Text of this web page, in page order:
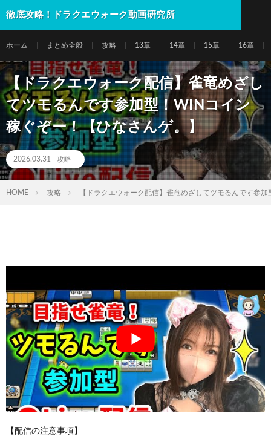
徹底攻略！ドラクエウォーク動画研究所
ホーム まとめ全般 攻略 13章 14章 15章 16章
【ドラクエウォーク配信】雀竜めざし
てツモるんです参加型！WINコイン
稼ぐぞー！【ひなさんゲ。】
2026.03.31 攻略
HOME 攻略 【ドラクエウォーク配信】雀竜めざしてツモるんです参
【配信の注意事項】